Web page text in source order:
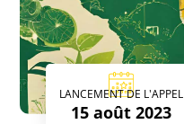
LANCEMENT DE L'APPEL
15 août 2023